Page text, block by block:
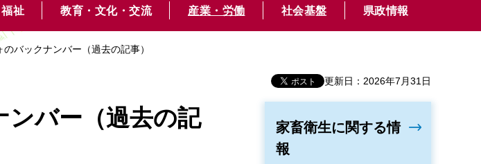
祉 教育・文化・交流 産業・労働 社会基盤 県政情報
バックナンバー（過去の記事）
更新日：2026年7月31日
バー（過去の記
家畜衛生に関する情
報